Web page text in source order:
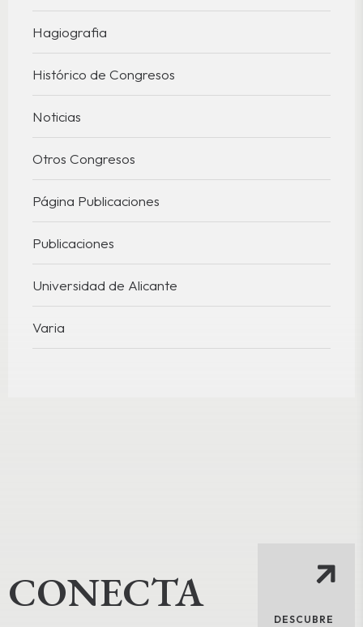
Hagiografia
Histórico de Congresos
Noticias
Otros Congresos
Página Publicaciones
Publicaciones
Universidad de Alicante
Varia
CONECTA
DESCUBRE